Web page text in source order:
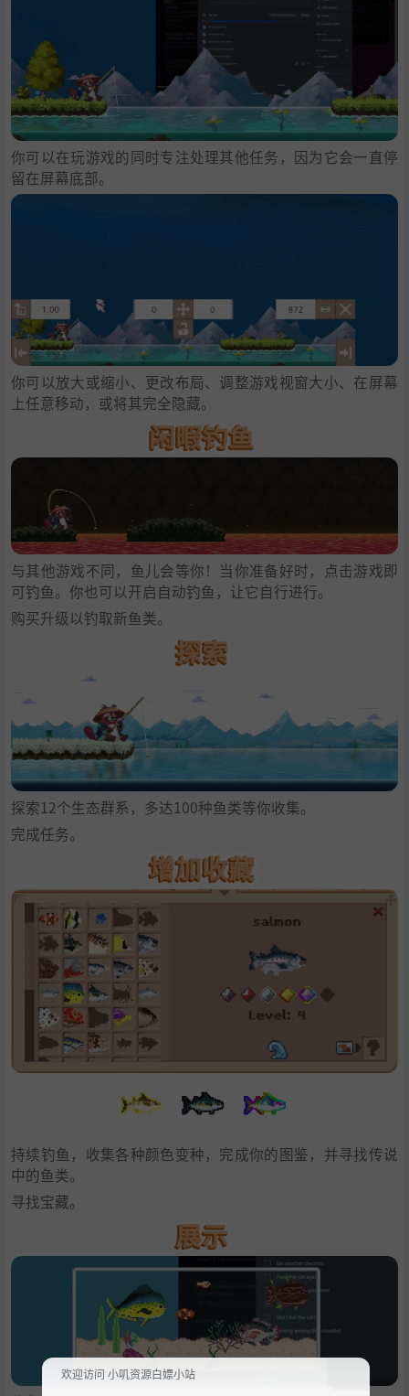
你可以在玩游戏的同时专注处理其他任务，因为它会一直停
留在屏幕底部。
你可以放大或缩小、更改布局、调整游戏视窗大小、在屏幕
上任意移动，或将其完全隐藏。
与其他游戏不同，鱼儿会等你！当你准备好时，点击游戏即
可钓鱼。你也可以开启自动钓鱼，让它自行进行。
购买升级以钓取新鱼类。
探索12个生态群系，多达100种鱼类等你收集。
完成任务。
持续钓鱼，收集各种颜色变种，完成你的图鉴，并寻找传说
中的鱼类。
寻找宝藏。
欢迎访问 小叽资源白嫖小站